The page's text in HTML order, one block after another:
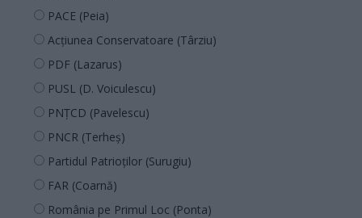
PACE (Peia)
Acțiunea Conservatoare (Târziu)
PDF (Lazarus)
PUSL (D. Voiculescu)
PNȚCD (Pavelescu)
PNCR (Terheș)
Partidul Patrioților (Surugiu)
FAR (Coarnă)
România pe Primul Loc (Ponta)